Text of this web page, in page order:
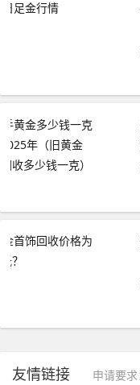
友情链接
申请要